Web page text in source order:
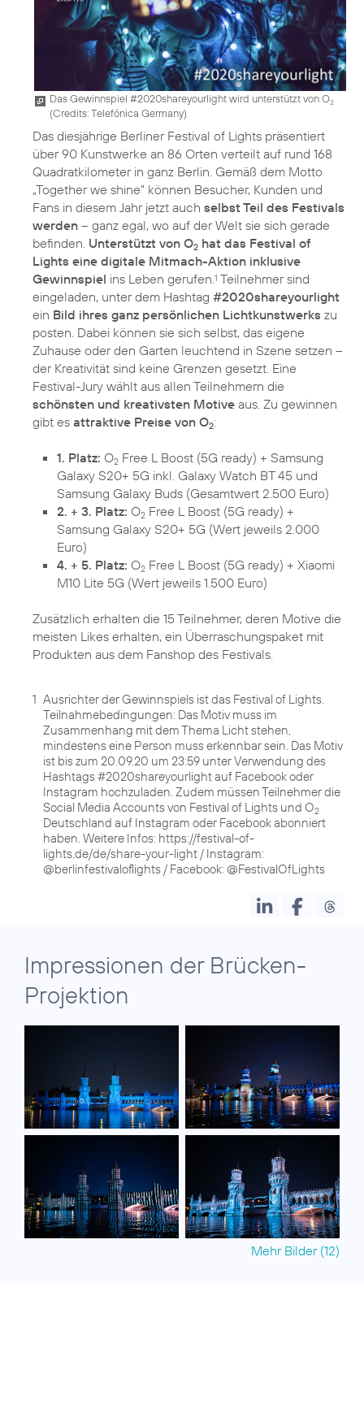
Das Gewinnspiel #2020shareyourlight wird unterstützt von O2
(Credits: Telefónica Germany)
Das diesjährige Berliner Festival of Lights präsentiert
über 90 Kunstwerke an 86 Orten verteilt auf rund 168
Quadratkilometer in ganz Berlin. Gemäß dem Motto
„Together we shine“ können Besucher, Kunden und
Fans in diesem Jahr jetzt auch selbst Teil des Festivals
werden – ganz egal, wo auf der Welt sie sich gerade
befinden. Unterstützt von O2 hat das Festival of
Lights eine digitale Mitmach-Aktion inklusive
Gewinnspiel ins Leben gerufen. 1 Teilnehmer sind
eingeladen, unter dem Hashtag #2020shareyourlight
ein Bild ihres ganz persönlichen Lichtkunstwerks zu
posten. Dabei können sie sich selbst, das eigene
Zuhause oder den Garten leuchtend in Szene setzen –
der Kreativität sind keine Grenzen gesetzt. Eine
Festival-Jury wählt aus allen Teilnehmern die
schönsten und kreativsten Motive aus. Zu gewinnen
gibt es attraktive Preise von O2:
1. Platz: O2 Free L Boost (5G ready) + Samsung
Galaxy S20+ 5G inkl. Galaxy Watch BT 45 und
Samsung Galaxy Buds (Gesamtwert 2.500 Euro)
2. + 3. Platz: O2 Free L Boost (5G ready) +
Samsung Galaxy S20+ 5G (Wert jeweils 2.000
Euro)
4. + 5. Platz: O2 Free L Boost (5G ready) + Xiaomi
M10 Lite 5G (Wert jeweils 1.500 Euro)
Zusätzlich erhalten die 15 Teilnehmer, deren Motive die
meisten Likes erhalten, ein Überraschungspaket mit
1 Ausrichter der Gewinnspiels ist das Festival of Lights.
Teilnahmebedingungen: Das Motiv muss im
Zusammenhang mit dem Thema Licht stehen,
mindestens eine Person muss erkennbar sein. Das Motiv
ist bis zum 20.09.20 um 23:59 unter Verwendung des
Hashtags #2020shareyourlight auf Facebook oder
Instagram hochzuladen. Zudem müssen Teilnehmer die
Social Media Accounts von Festival of Lights und O2
Deutschland auf Instagram oder Facebook abonniert
haben. Weitere Infos: https://festival-of-
lights.de/de/share-your-light / Instagram:
@berlinfestivaloflights / Facebook: @FestivalOfLights
Impressionen der Brücken-
Projektion
Mehr Bilder (12)